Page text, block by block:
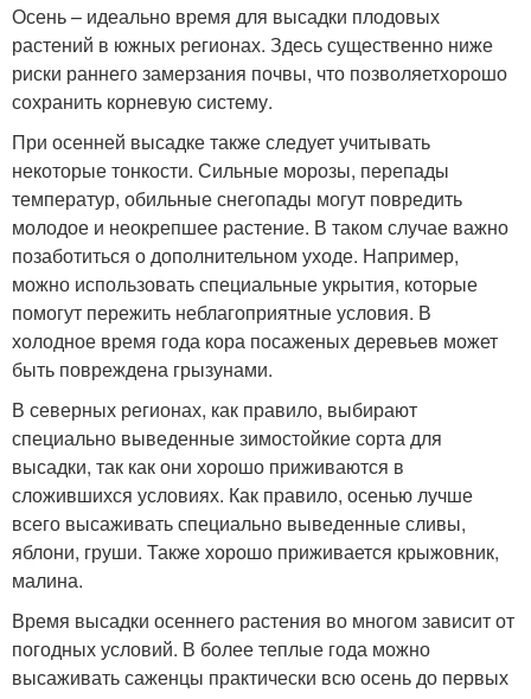
Осень – идеально время для высадки плодовых
растений в южных регионах. Здесь существенно ниже
риски раннего замерзания почвы, что позволяетхорошо
сохранить корневую систему.
При осенней высадке также следует учитывать
некоторые тонкости. Сильные морозы, перепады
температур, обильные снегопады могут повредить
молодое и неокрепшее растение. В таком случае важно
позаботиться о дополнительном уходе. Например,
можно использовать специальные укрытия, которые
помогут пережить неблагоприятные условия. В
холодное время года кора посаженых деревьев может
быть повреждена грызунами.
В северных регионах, как правило, выбирают
специально выведенные зимостойкие сорта для
высадки, так как они хорошо приживаются в
сложившихся условиях. Как правило, осенью лучше
всего высаживать специально выведенные сливы,
яблони, груши. Также хорошо приживается крыжовник,
малина.
Время высадки осеннего растения во многом зависит от
погодных условий. В более теплые года можно
высаживать саженцы практически всю осень до первых